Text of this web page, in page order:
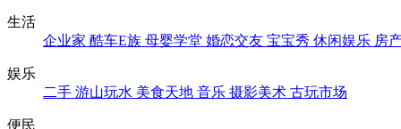
生活
企业家 酷车E族 母婴学堂 婚恋交友 宝宝秀 休闲娱乐 房
娱乐
二手 游山玩水 美食天地 音乐 摄影美术 古玩市场
便民